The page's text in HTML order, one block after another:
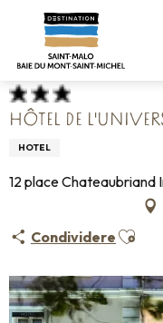
contenu
Home Fate le valigie
Hôtel de l'Univers
HÔTEL DE
HOTEL
12 place
Condividere